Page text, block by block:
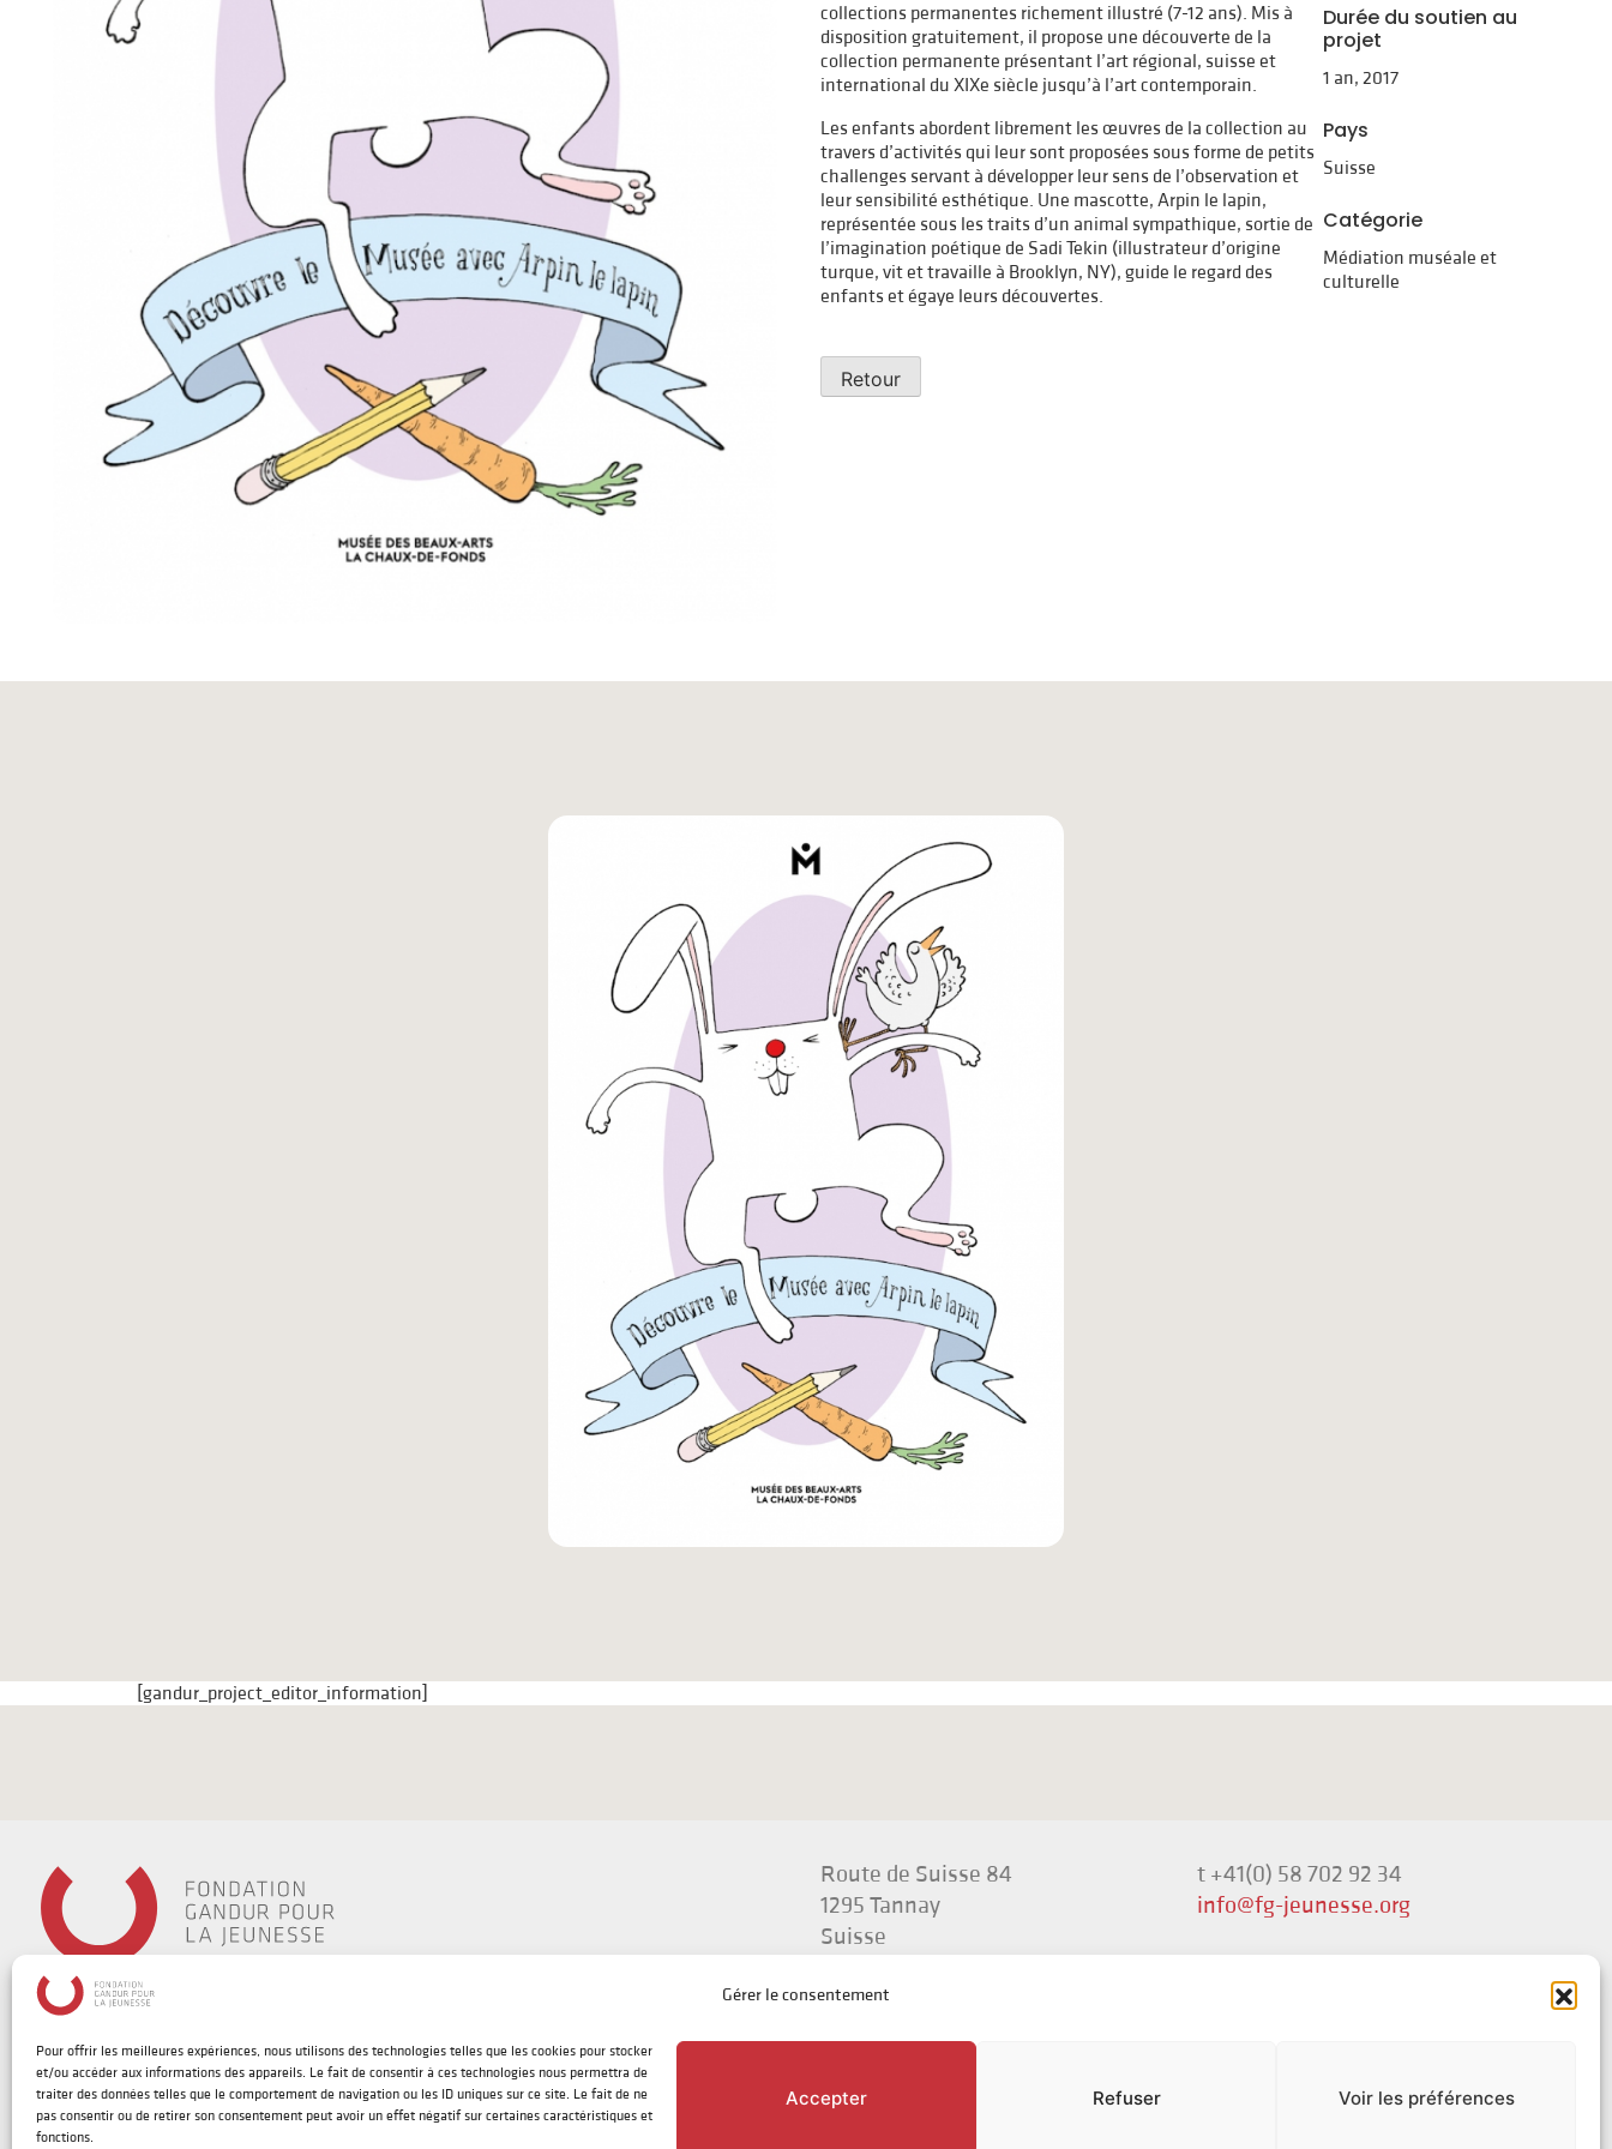
Gérer le consentement
Pour offrir les meilleures expériences, nous utilisons des technologies telles que les cookies pour stocker
et/ou accéder aux informations des appareils. Le fait de consentir à ces technologies nous permettra de
traiter des données telles que le comportement de navigation ou les ID uniques sur ce site. Le fait de ne
pas consentir ou de retirer son consentement peut avoir un effet négatif sur certaines caractéristiques et
fonctions.
Accepter Refuser Voir les préférences
collections permanentes richement illustré (7-12 ans). Mis à
disposition gratuitement, il propose une découverte de la
collection permanente présentant l’art régional, suisse et
international du XIXe siècle jusqu’à l’art contemporain.
Les enfants abordent librement les œuvres de la collection au
travers d’activités qui leur sont proposées sous forme de petits
challenges servant à développer leur sens de l’observation et
leur sensibilité esthétique. Une mascotte, Arpin le lapin,
représentée sous les traits d’un animal sympathique, sortie de
l’imagination poétique de Sadi Tekin (illustrateur d’origine
turque, vit et travaille à Brooklyn, NY), guide le regard des
enfants et égaye leurs découvertes.
Durée du soutien au
projet
1 an, 2017
Pays
Suisse
Catégorie
Médiation muséale et
culturelle
Retour
[gandur_project_editor_information]
Route de Suisse 84
1295 Tannay
Suisse
t +41(0) 58 702 92 34
info@fg-jeunesse.org
©2026 | Fondation Gandur pour la Jeunesse